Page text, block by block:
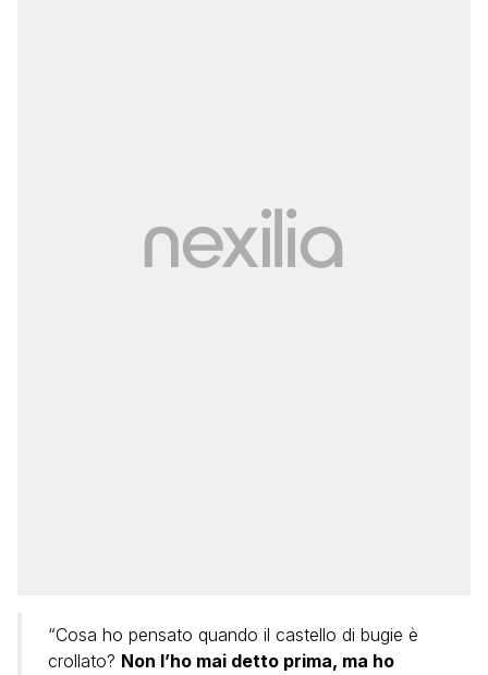
“Cosa ho pensato quando il castello di bugie è
crollato? Non l’ho mai detto prima, ma ho